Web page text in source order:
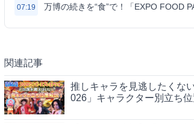
07:19 万博の続きを“食”で！「EXPO FOOD
関連記事
推しキャラを見逃したくな
026」キャラクター別立ち